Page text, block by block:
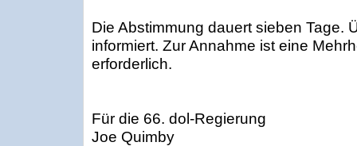
Die Abstimmung dauert sieben Tage.
informiert. Zur Annahme ist eine
erforderlich.
Für die 66. dol-Regierung
Joe Quimby